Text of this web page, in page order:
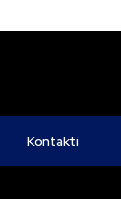
Kontakti